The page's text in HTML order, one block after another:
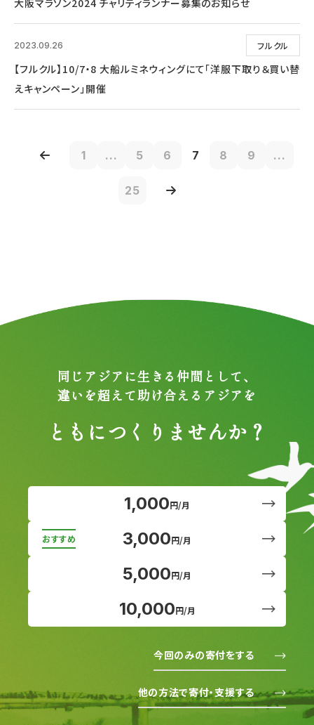
大阪マラソン2024 チャリティランナー募集のお知らせ
フルクル
2023.09.26
【フルクル】10/7・8 大船ルミネウィングにて「洋服下取り＆買い替
えキャンペーン」開催
1 ... 5 6 7 8 9 ...
25
同じアジアに生きる仲間として、
違いを超えて助け合えるアジアを
ともにつくりませんか？
1,000円/月
3,000円/月
5,000円/月
10,000円/月
今回のみの寄付をする
他の方法で寄付・支援する